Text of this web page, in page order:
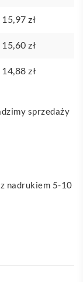
15,97 zł
15,60 zł
14,88 zł
sprzedaży
nadrukiem 5-10